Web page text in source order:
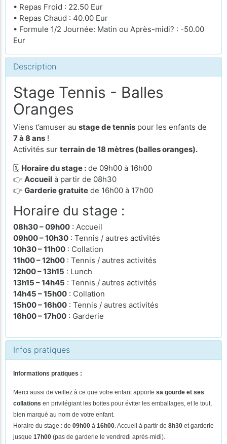
• Repas Froid : 22.50 Eur
• Repas Chaud : 40.00 Eur
• Formule 1/2 Journée: Matin ou Après-midi? : -50.00
Eur
Description
Stage Tennis - Balles
Oranges
Viens t’amuser au stage de tennis pour les enfants de
7à 8 ans !
Activités sur terrain de 18 mètres (balles oranges).
🗓 Horaire du stage : de 09h00 à 16h00
👉 Accueil à partir de 08h30
👉 Garderie gratuite de 16h00 à 17h00
Horaire du stage :
08h30 – 09h00 : Accueil
09h00 – 10h30 : Tennis / autres activités
10h30 – 11h00 : Collation
11h00 – 12h00 : Tennis / autres activités
12h00 – 13h15 : Lunch
13h15 – 14h45 : Tennis / autres activités
14h45 – 15h00 : Collation
15h00 – 16h00 : Tennis / autres activités
16h00 – 17h00 : Garderie
Infos pratiques
Informations pratiques :
Merci aussi de veillez à ce que votre enfant apporte sa gourde et ses
collations en privilégiant les boites pour éviter les emballages, et le tout,
bien marqué au nom de votre enfant.
Horaire du stage : de 09h00 à 16h00. Accueil à partir de 8h30 et garderie
jusque 17h00 (pas de garderie le vendredi après-midi).